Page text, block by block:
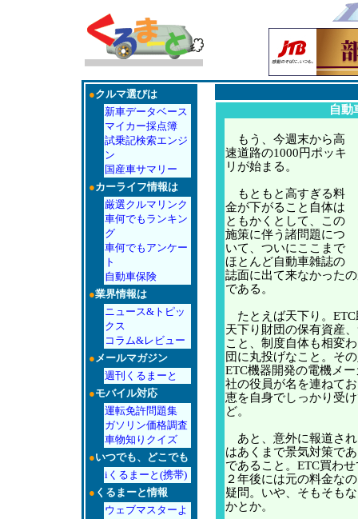
●クルマ選びは
新車データベース
マイカー採点簿
試乗記検索エンジ
ン
国産車サマリー
●カーライフ情報は
厳選クルマリンク
車何でもランキン
グ
車何でもアンケー
ト
自動車保険
●業界情報は
ニュース&トピッ
クス
コラム&レビュー
●メールマガジン
週刊くるまーと
●モバイル対応
運転免許問題集
ガソリン価格調査
車物知りクイズ
●いつでも、どこでも
iくるまーと(携帯)
● くるまーと情報
ウェブマスターよ
自動
もう、今週末から高
速道路の1000円ポッキ
リが始まる。
もともと高すぎる料
金が下がること自体は
ともかくとして、この
施策に伴う諸問題につ
いて、ついにここまで
ほとんど自動車雑誌の
誌面に出て来なかった
である。
たとえば天下り。
天下り財団の保有資産
こと、制度自体も相変
団に丸投げなこと。そ
ETC機器開発の電機メ
社の役員が名を連ねて
恵を自身でしっかり受
ど。
あと、意外に報道さ
はあくまで景気対策で
であること。ETC買わ
２年後には元の料金な
疑問。いや、そもそも
かとか。